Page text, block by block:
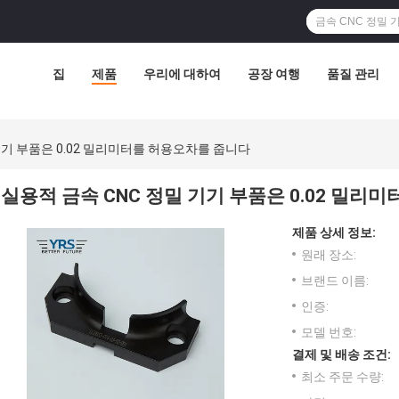
집 제품 우리에 대하여 공장 여행 품질 관리
부품은 0.02 밀리미터를 허용오차를 줍니다
실용적 금속 CNC 정밀 기기 부품은 0.02 밀리미
제품 상세 정보:
원래 장소:
브랜드 이름:
인증:
모델 번호:
결제 및 배송 조건:
최소 주문 수량: